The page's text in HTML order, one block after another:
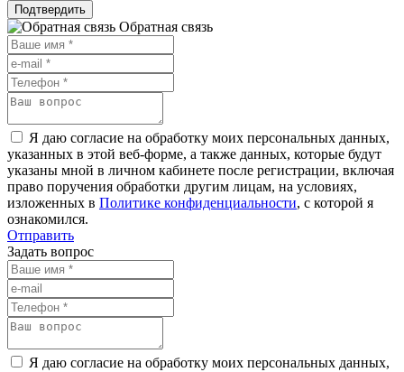
Подтвердить
Обратная связь
Я даю согласие на обработку моих персональных данных,
указанных в этой веб-форме, а также данных, которые будут
указаны мной в личном кабинете после регистрации, включая
право поручения обработки другим лицам, на условиях,
изложенных в Политике конфиденциальности, с которой я
ознакомился.
Отправить
Задать вопрос
Я даю согласие на обработку моих персональных данных,